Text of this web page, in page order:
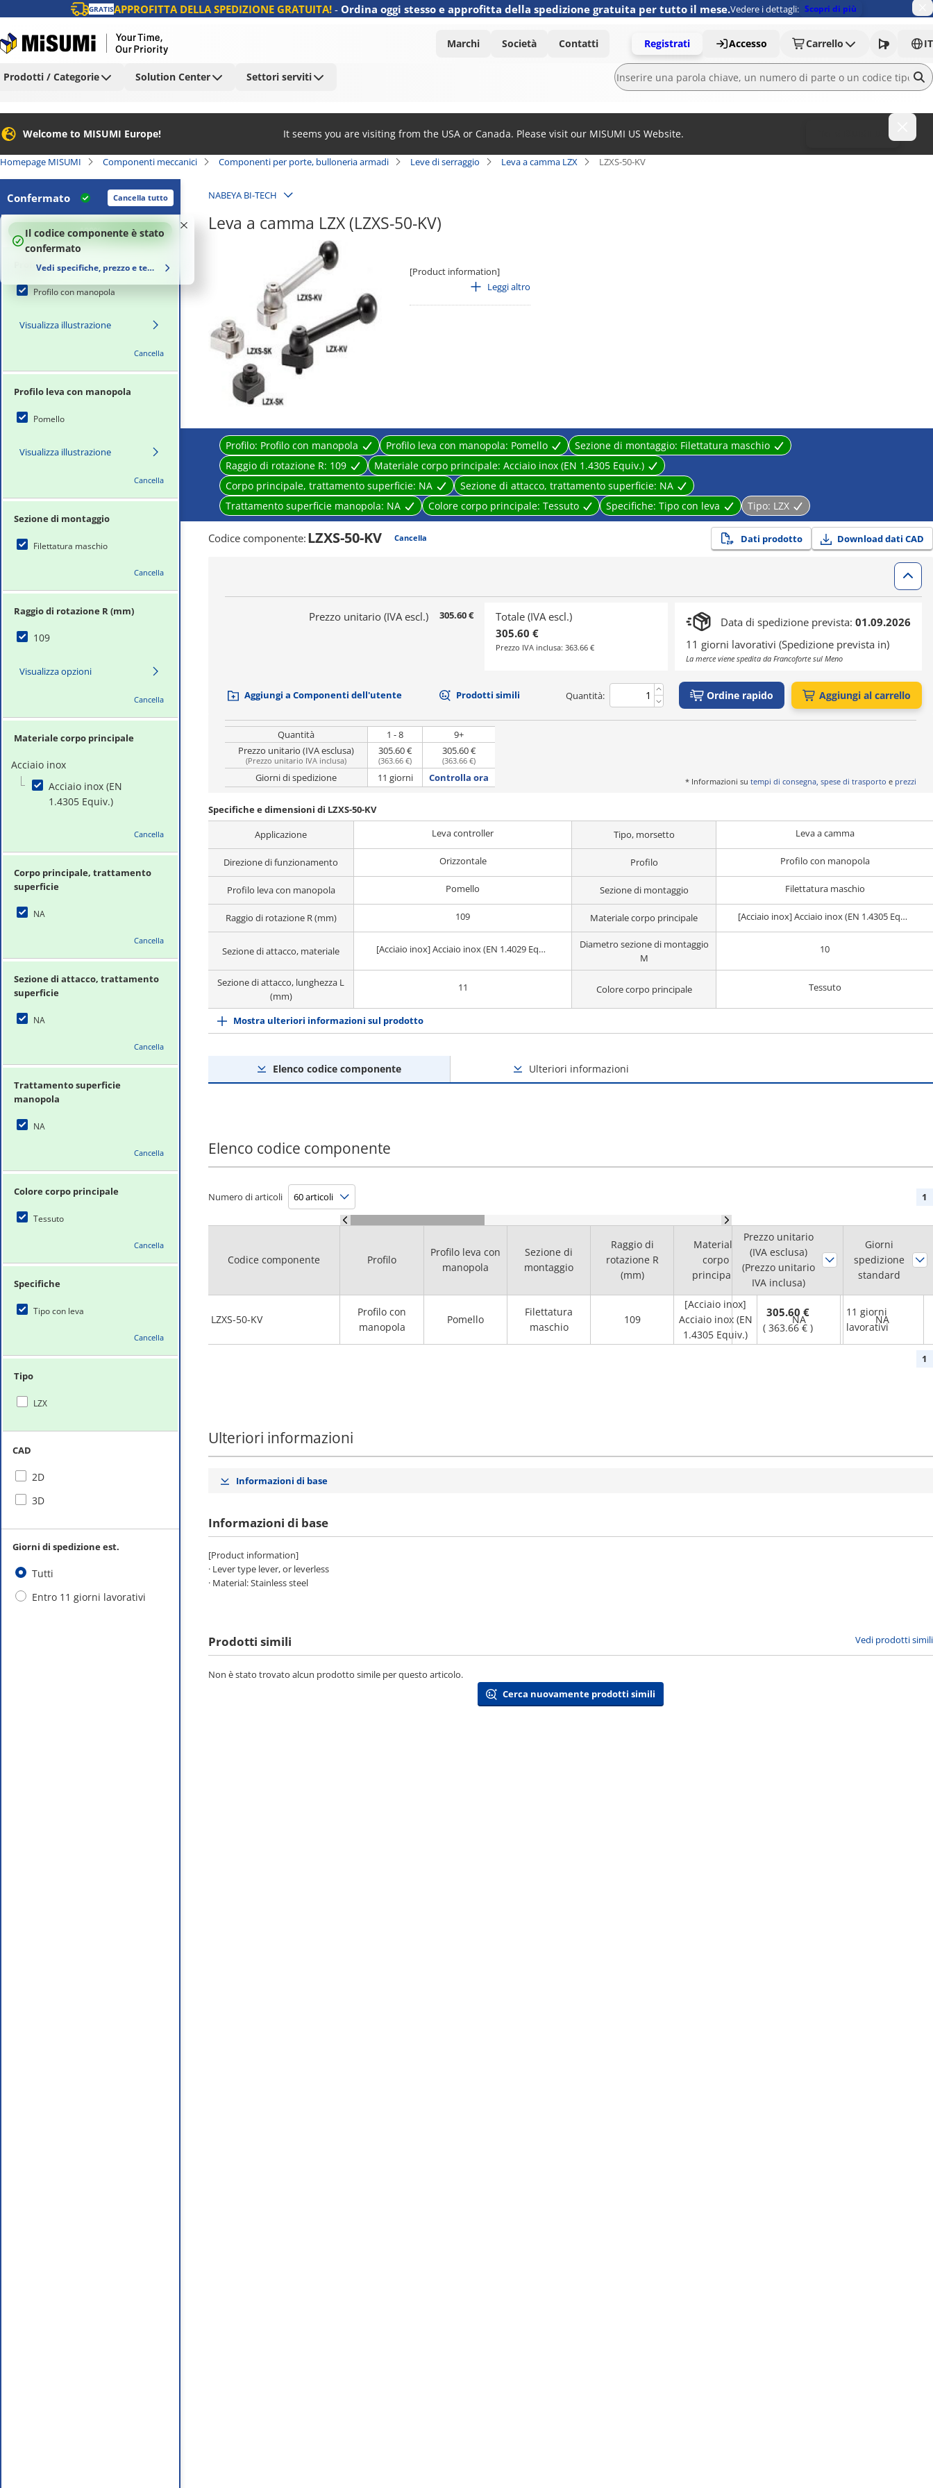
GRATISAPPROFITTA DELLA SPEDIZIONE GRATUITA! - Ordina oggi stesso e approfitta della spedizione gratuita per tutto il mese.Vedere i dettagli: Scopri di più
Marchi Società Contatti Registrati Accesso Carrello IT
Prodotti / Categorie Solution Center Settori serviti
Welcome to MISUMI Europe! It seems you are visiting from the USA or Canada. Please visit our MISUMI US Website.
Homepage MISUMI Componenti meccanici Componenti per porte, bulloneria armadi Leve di serraggio Leva a camma LZX LZXS-50-KV
Confermato Cancella tutto
100%
Il codice componente è stato
confermato
Vedi specifiche, prezzo e tempi di consegna
Profilo
Profilo con manopola
Visualizza illustrazione
Cancella
Profilo leva con manopola
Pomello
Visualizza illustrazione
Cancella
Sezione di montaggio
Filettatura maschio
Cancella
Raggio di rotazione R (mm)
109
Visualizza opzioni
Cancella
Materiale corpo principale
Acciaio inox
Acciaio inox (EN
1.4305 Equiv.)
Cancella
Corpo principale, trattamento
superficie
NA
Cancella
Sezione di attacco, trattamento
superficie
NA
Cancella
Trattamento superficie
manopola
NA
Cancella
Colore corpo principale
Tessuto
Cancella
Specifiche
Tipo con leva
Cancella
Tipo
LZX
CAD
2D
3D
Giorni di spedizione est.
Tutti
Entro 11 giorni lavorativi
NABEYA BI-TECH
Leva a camma LZX (LZXS-50-KV)
[Product information]
· Lever type lever, or leverless
Leggi altro
Profilo: Profilo con manopola Profilo leva con manopola: Pomello Sezione di montaggio: Filettatura maschio
Raggio di rotazione R: 109 Materiale corpo principale: Acciaio inox (EN 1.4305 Equiv.)
Corpo principale, trattamento superficie: NA Sezione di attacco, trattamento superficie: NA
Trattamento superficie manopola: NA Colore corpo principale: Tessuto Specifiche: Tipo con leva Tipo: LZX
Codice componente: LZXS-50-KV Cancella Dati prodotto Download dati CAD
Prezzo unitario (IVA escl.) 305.60 €
Totale (IVA escl.)
305.60 €
Prezzo IVA inclusa: 363.66 €
Data di spedizione prevista: 01.09.2026
11 giorni lavorativi (Spedizione prevista in)
La merce viene spedita da Francoforte sul Meno
Aggiungi a Componenti dell'utente Prodotti simili Quantità: Ordine rapido Aggiungi al carrello
Quantità 1 - 8
9+
Prezzo unitario (IVA esclusa)
(Prezzo unitario IVA inclusa)
305.60 €
(363.66 €)
305.60 €
(363.66 €)
Giorni di spedizione 11 giorni Controlla ora * Informazioni su tempi di consegna, spese di trasporto e prezzi
Specifiche e dimensioni di LZXS-50-KV
Applicazione
Leva controller Tipo, morsetto Leva a camma
Direzione di funzionamento Orizzontale Profilo Profilo con manopola
Profilo leva con manopola Pomello Sezione di montaggio Filettatura maschio
Raggio di rotazione R (mm) 109 Materiale corpo principale [Acciaio inox] Acciaio inox (EN 1.4305 Equiv.)
Sezione di attacco, materiale [Acciaio inox] Acciaio inox (EN 1.4029 Equiv.)
Diametro sezione di montaggio
M
10
Sezione di attacco, lunghezza L
(mm)
11 Colore corpo principale Tessuto
Mostra ulteriori informazioni sul prodotto
Elenco codice componente Ulteriori informazioni
Elenco codice componente
Numero di articoli 1
Codice componente
LZXS-50-KV
Profilo
Profilo leva con
manopola
Sezione di
montaggio
Raggio di
rotazione R
(mm)
Materiale
corpo
principale
Corpo
principale,
trattamento
superficie
attacco,
trattamento
superficie
Profilo con
manopola
Pomello
Filettatura
maschio
109
[Acciaio inox]
Acciaio inox (EN
1.4305 Equiv.)
NA NA
Prezzo unitario
(IVA esclusa)
(Prezzo unitario
IVA inclusa)
Giorni
spedizione
standard
305.60 €
( 363.66 € )
11 giorni
lavorativi
1
Ulteriori informazioni
Informazioni di base
Informazioni di base
[Product information]
· Lever type lever, or leverless
· Material: Stainless steel
Prodotti simili Vedi prodotti simili
Non è stato trovato alcun prodotto simile per questo articolo.
Cerca nuovamente prodotti simili